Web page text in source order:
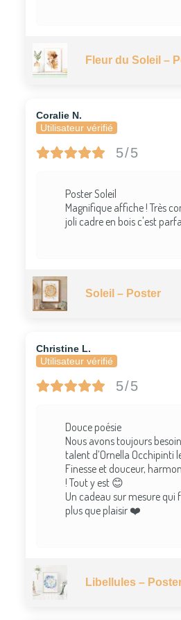
Fleur du Soleil –
Coralie N.
Utilisateur vérifié
5/5
Poster Soleil
Magnifique affiche ! Très
joli cadre en bois c'est
Soleil – Poster
Christine L.
Utilisateur vérifié
5/5
Douce poésie
Nous avons toujours
talent d’Ornella Occhipinti
Finesse et douceur,
! Tout y est 😊
Un cadeau sur mesure qui
plus que plaisir ❤️
Libellules –